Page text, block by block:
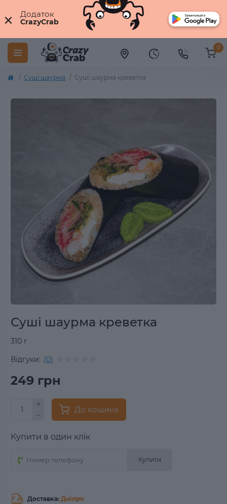
0
Суші шаурма Суші шаурма креветка
Суші шаурма креветка
310 г
Відгуки: (0)
249 грн
До кошика
Купити в один клік
Купити
Доставка: Дніпро
× Додаток
CrazyCrab